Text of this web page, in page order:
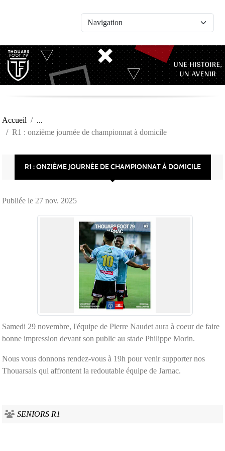
Accueil
R1 : onzième journée de championnat à domicile
R1 : ONZIÈME JOURNÉE DE CHAMPIONNAT À DOMICILE
Publiée le 27 nov. 2025
Samedi 29 novembre, l'équipe de Pierre Naudet aura à coeur de faire
bonne impression devant son public au stade Philippe Morin.
Nous vous donnons rendez-vous à 19h pour venir supporter nos
Thouarsais qui affrontent la redoutable équipe de Jarnac.
SENIORS R1